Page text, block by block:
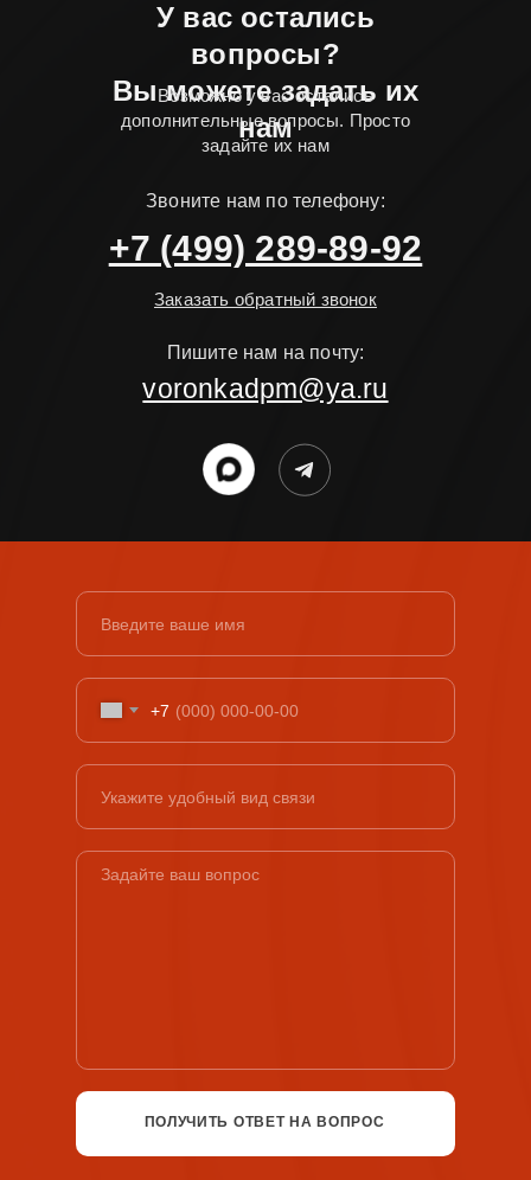
У вас остались
вопросы?
Вы можете задать их
нам
Возможно у вас остались
дополнительные вопросы. Просто
задайте их нам
+7
ПОЛУЧИТЬ ОТВЕТ НА ВОПРОС
Заказать обратный звонок
+7 (499) 289-89-92
Звоните нам по телефону:
voronkadpm@ya.ru
Пишите нам на почту: